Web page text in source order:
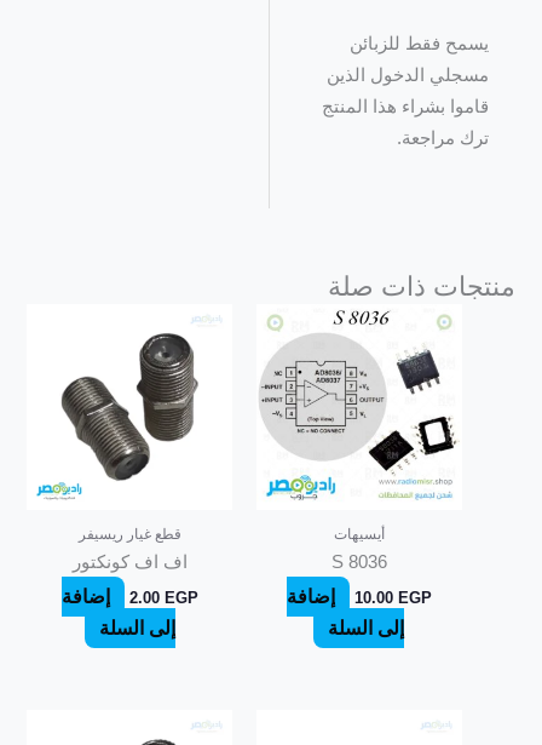
يسمح فقط للزبائن
مسجلي الدخول الذين
قاموا بشراء هذا المنتج
ترك مراجعة.
منتجات ذات صلة
أيسيهات
S 8036
10.00 EGP
إضافة
إلى السلة
قطع غيار ريسيفر
اف اف كونكتور
2.00 EGP
إضافة
إلى السلة